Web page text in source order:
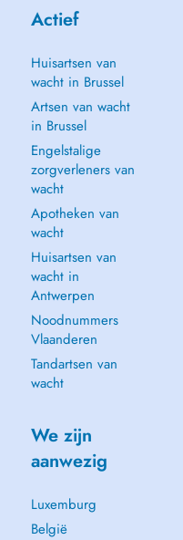
Actief
Huisartsen van
wacht in Brussel
Artsen van wacht
in Brussel
Engelstalige
zorgverleners van
wacht
Apotheken van
wacht
Huisartsen van
wacht in
Antwerpen
Noodnummers
Vlaanderen
Tandartsen van
wacht
We zijn
aanwezig
Luxemburg
België